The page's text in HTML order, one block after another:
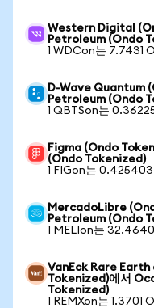
Western Digital
Petroleum (Ondo
1 WDCon는 7.7431
D-Wave Quantum
Petroleum (Ondo
1 QBTSon는
Figma (Ondo
(Ondo Tokenized)
1 FIGon는 0.425403
MercadoLibre
Petroleum (Ondo
1 MELIon는
VanEck Rare
Tokenized)에서
Tokenized)
1 REMXon는 1.3701